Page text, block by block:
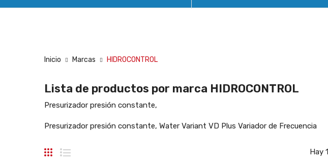
Inicio Marcas HIDROCONTROL
Lista de productos por marca HIDROCONTROL
Presurizador presión constante,
Presurizador presión constante, Water Variant VD Plus Variador de Frecuencia
Hay